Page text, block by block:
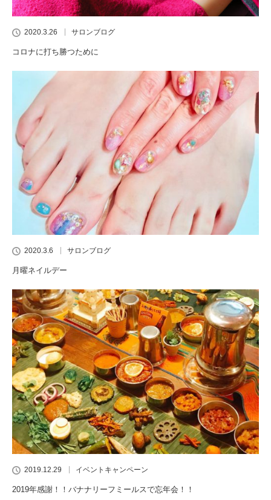
2020.3.26 サロンブログ
コロナに打ち勝つために
2020.3.6 サロンブログ
月曜ネイルデー
2019.12.29 イベントキャンペーン
2019年感謝！！バナナリーフミールスで忘年会！！